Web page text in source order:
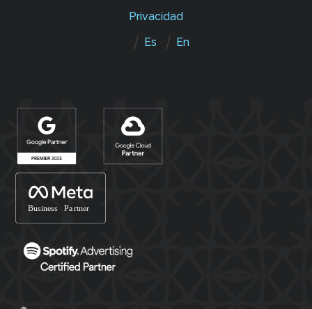
Privacidad
Es
En